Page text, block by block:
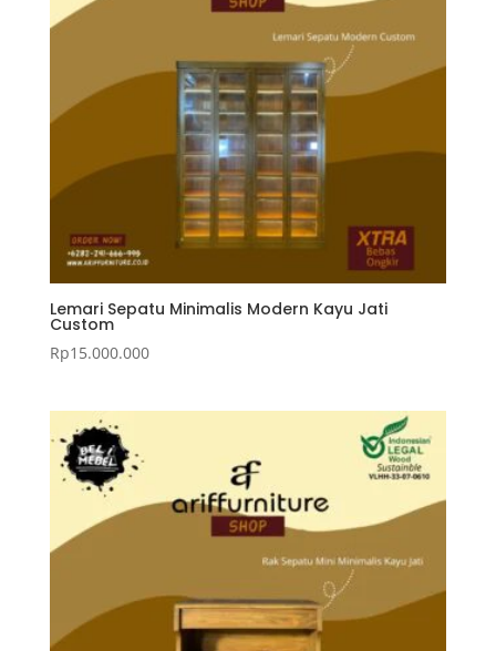
Lemari Sepatu Minimalis Modern Kayu Jati
Custom
Rp15.000.000